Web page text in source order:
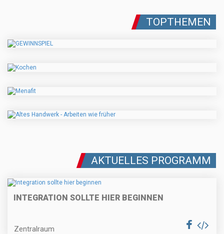
TOPTHEMEN
AKTUELLES PROGRAMM
INTEGRATION SOLLTE HIER BEGINNEN
Zentralraum